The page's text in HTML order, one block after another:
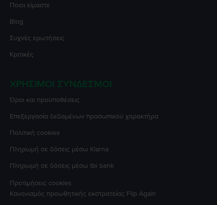
Ποιοι είμαστε
Blog
Συχνές ερωτήσεις
Κριτικές
ΧΡΉΣΙΜΟΙ ΣΎΝΔΕΣΜΟΙ
Όροι και προϋποθέσεις
Επεξεργασία δεδομένων προσωπικού χαρακτήρα
Πολιτική cookies
Πληρωμή σε δόσεις μέσω Klarna
Πληρωμή σε δόσεις μέσω tbi bank
Προτιμήσεις cookies
Κανονισμός προωθητικής εκστρατείας Flip Again